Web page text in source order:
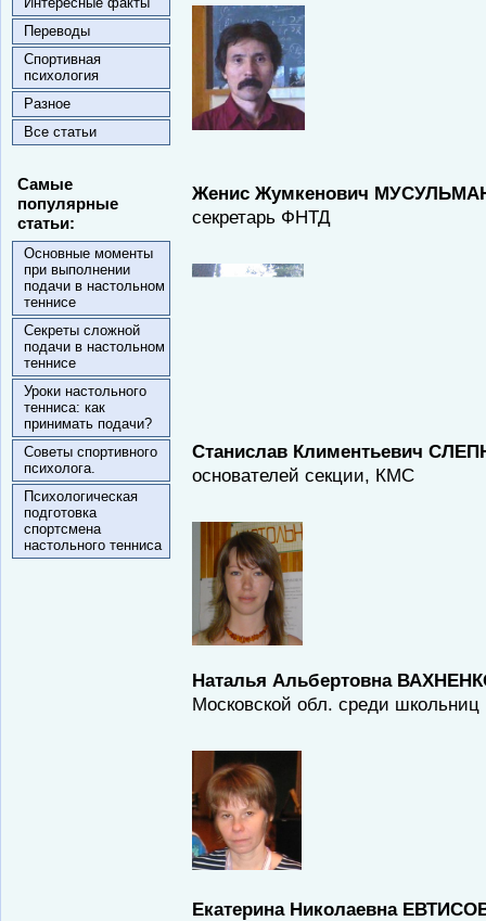
Переводы
Спортивная
психология
Разное
Все статьи
Самые
популярные
статьи:
Основные моменты
при выполнении
подачи в настольном
теннисе
Секреты сложной
подачи в настольном
теннисе
Уроки настольного
тенниса: как
принимать подачи?
Советы спортивного
психолога.
Психологическая
подготовка
спортсмена
настольного тенниса
ЖенисЖумкенович
секретарь ФНТД
Станислав Климентьевич
основателей секции, КМС
Наталья Альбертовна
Московской обл. среди
Екатерина Николаевна